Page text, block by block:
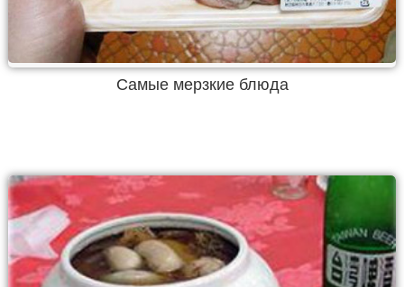
Самые мерзкие блюда